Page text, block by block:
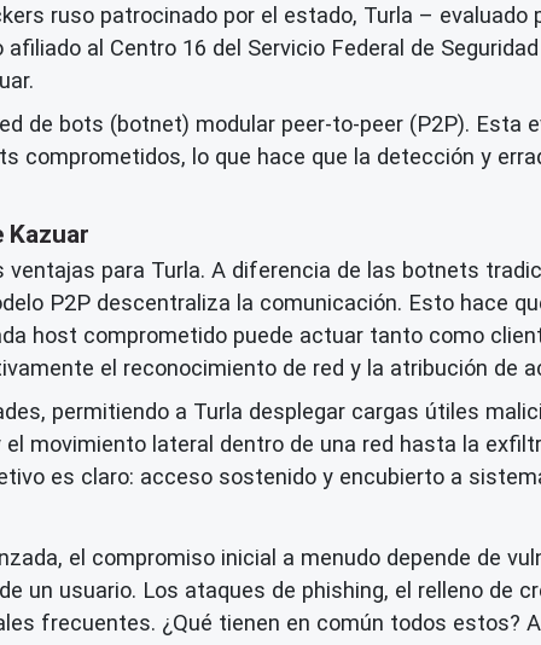
ruso patrocinado por el estado, Turla – evaluado
al Centro 16 del Servicio Federal de
de bots (botnet) modular peer-to-peer (P2P). Esta
comprometidos, lo que hace que la detección y
Kazuar
para Turla. A diferencia de las botnets
P2P descentraliza la comunicación. Esto hace
host comprometido puede actuar tanto como
el reconocimiento de red y la atribución de
permitiendo a Turla desplegar cargas útiles
movimiento lateral dentro de una red hasta la
es claro: acceso sostenido y encubierto a
el compromiso inicial a menudo depende de
un usuario. Los ataques de phishing, el relleno de
frecuentes. ¿Qué tienen en común todos estos?